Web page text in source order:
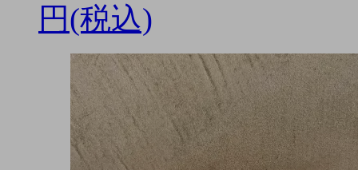
円(税込)